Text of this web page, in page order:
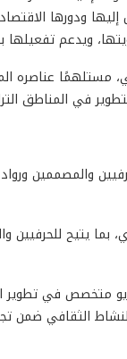
ودورها
ويدعم تفعيلها
عناصره
في المناطق
والمصممين ورواد
يتيح للحرفيين
متخصص في تطوير
الثقافي ضمن